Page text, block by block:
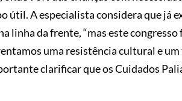
útil. A especialista considera que já
linha da frente, “mas este
uma resistência cultural e
clarificar que os Cuidados